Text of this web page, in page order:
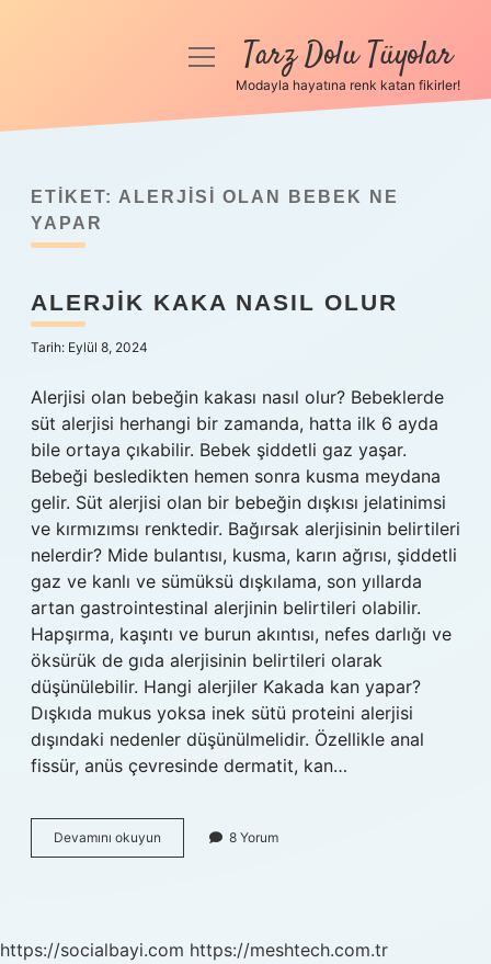
Anasayfa
Yasal Uyarı
menüyüTarz Dolu Tüyolar
Modayla hayatına renk katan fikirler!
ETIKET: ALERJISI OLAN BEBEK NE
YAPAR
ALERJIK KAKA NASIL OLUR
Tarih: Eylül 8, 2024
Alerjisi olan bebeğin kakası nasıl olur? Bebeklerde
süt alerjisi herhangi bir zamanda, hatta ilk 6 ayda
bile ortaya çıkabilir. Bebek şiddetli gaz yaşar.
Bebeği besledikten hemen sonra kusma meydana
gelir. Süt alerjisi olan bir bebeğin dışkısı jelatinimsi
ve kırmızımsı renktedir. Bağırsak alerjisinin belirtileri
nelerdir? Mide bulantısı, kusma, karın ağrısı, şiddetli
gaz ve kanlı ve sümüksü dışkılama, son yıllarda
artan gastrointestinal alerjinin belirtileri olabilir.
Hapşırma, kaşıntı ve burun akıntısı, nefes darlığı ve
öksürük de gıda alerjisinin belirtileri olarak
düşünülebilir. Hangi alerjiler Kakada kan yapar?
Dışkıda mukus yoksa inek sütü proteini alerjisi
dışındaki nedenler düşünülmelidir. Özellikle anal
fissür, anüs çevresinde dermatit, kan…
Devamını okuyun
Kaka
8 Yorum
https://socialbayi.com https://meshtech.com.tr